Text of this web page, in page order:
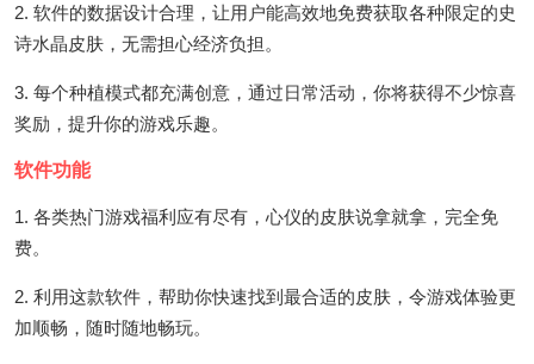
2. 软件的数据设计合理，让用户能高效地免费获取各种限定的史
诗水晶皮肤，无需担心经济负担。
3. 每个种植模式都充满创意，通过日常活动，你将获得不少惊喜
奖励，提升你的游戏乐趣。
软件功能
1. 各类热门游戏福利应有尽有，心仪的皮肤说拿就拿，完全免
费。
2. 利用这款软件，帮助你快速找到最合适的皮肤，令游戏体验更
加顺畅，随时随地畅玩。